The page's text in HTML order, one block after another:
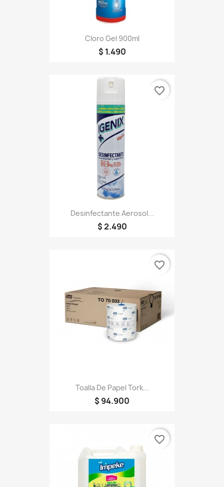
Cloro Gel 900ml
$ 1.490
Desinfectante Aerosol...
$ 2.490
favorite_border
Toalla De Papel Tork...
$ 94.900
favorite_border
favorite_border